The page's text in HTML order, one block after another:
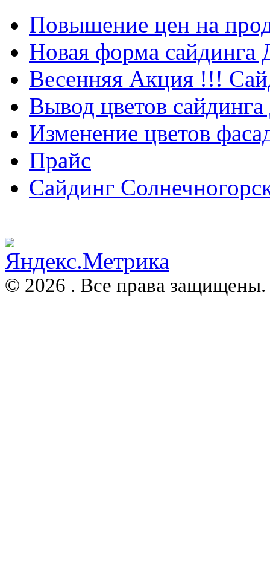
Повышение цен на
Новая форма
Весенняя Акция !!!
Вывод цветов
Изменение цветов
Прайс
Сайдинг
© 2026 . Все права